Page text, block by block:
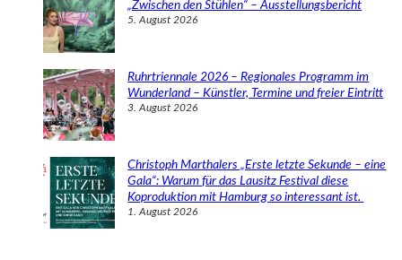
„Zwischen den Stühlen“ – Ausstellungsbericht
5. August 2026
Ruhrtriennale 2026 – Regionales Programm im
Wunderland – Künstler, Termine und freier Eintritt
3. August 2026
Christoph Marthalers „Erste letzte Sekunde – eine
Gala“: Warum für das Lausitz Festival diese
Koproduktion mit Hamburg so interessant ist.
1. August 2026